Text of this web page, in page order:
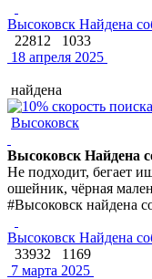
Высоковск Найдена
22812
1033
18 апреля 2025
найдена
Высоковск
Высоковск Найдена
Не подходит, бегает
ошейник, чёрная
#Высоковск найдена
Высоковск Найдена
33932
1169
7 марта 2025